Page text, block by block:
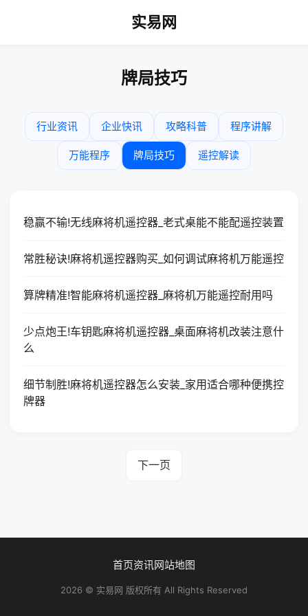
实易网
牌局技巧
行业资讯 企业快讯 攻略科普 程序讲解
万能程序 牌局技巧 遥控解读
稳赢不输!无线麻将机遥控器_老式桌能不能配遥控装置
常胜秘诀!麻将机遥控器购买_如何调试麻将机万能遥控
算牌精准!智能麻将机遥控器_麻将机万能遥控耐用吗
少点炮王!车钥匙麻将机遥控器_桌面麻将机改装注意什
么
细节制胜!麻将机遥控器怎么安装_家用适合哪种便携控
牌器
下一页
首页资讯网站地图
2026 © 实易网 版权所有 All Rights Reserved